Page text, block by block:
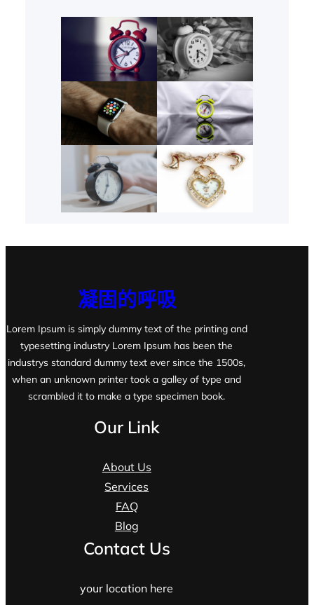
凝固的呼吸
Lorem Ipsum is simply dummy text of the printing and
typesetting industry Lorem Ipsum has been the
industrys standard dummy text ever since the 1500s,
when an unknown printer took a galley of type and
scrambled it to make a type specimen book.
Our Link
About Us
Services
FAQ
Blog
Contact Us
your location here